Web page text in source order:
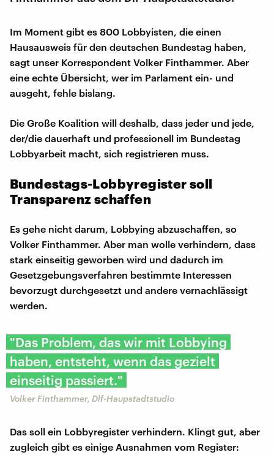
Im Moment gibt es 800 Lobbyisten, die einen
Hausausweis für den deutschen Bundestag haben,
sagt unser Korrespondent Volker Finthammer. Aber
eine echte Übersicht, wer im Parlament ein- und
ausgeht, fehle bislang.
Die Große Koalition will deshalb, dass jeder und jede,
der/die dauerhaft und professionell im Bundestag
Lobbyarbeit macht, sich registrieren muss.
Bundestags-Lobbyregister soll
Transparenz schaffen
Es gehe nicht darum, Lobbying abzuschaffen, so
Volker Finthammer. Aber man wolle verhindern, dass
stark einseitig geworben wird und dadurch im
Gesetzgebungsverfahren bestimmte Interessen
bevorzugt durchgesetzt und andere vernachlässigt
werden.
"Das Problem, das wir mit Lobbying
haben, entsteht, wenn das gezielt
einseitig passiert."
Volker Finthammer, Dlf-Haupstadtstudio
Das soll ein Lobbyregister verhindern. Klingt gut, aber
zugleich gibt es einige Ausnahmen vom Register: